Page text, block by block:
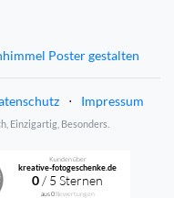
Poster gestalten
⋅ Impressum
Einzigartig, Besonders.
Kunden über
kreative-fotogeschenke.de
0 / 5 Sternen
aus0Bewertungen